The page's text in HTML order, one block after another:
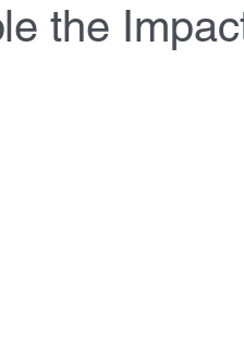
the